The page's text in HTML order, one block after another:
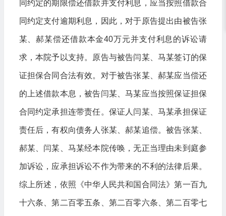
同约定的期限偿还借款并支付利息，应当按照借款合
同约定支付逾期利息，因此，对于原告提出由被告张
某、郝某偿还借款本金40万元并支付利息的诉讼请
求，本院予以支持。原告与被告闫某、马某签订的保
证担保合同合法有效。对于被告张某、郝某应当偿还
的上述借款本息，被告闫某、马某应当按照保证担保
合同约定承担连带责任。保证人闫某、马某承担保证
责任后，有权向债务人张某、郝某追偿。被告张某、
郝某、闫某、马某经本院传唤，无正当理由未到庭参
加诉讼，应承担诉讼不作为带来的不利的法律后果。
综上所述，依照《中华人民共和国合同法》第一百九
十六条、第二百零五条、第二百零六条、第二百零七